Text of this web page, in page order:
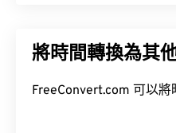
將時間轉換為其
FreeConvert.com 可以將